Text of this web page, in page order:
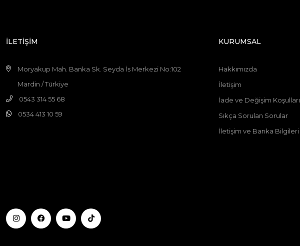
İLETİŞİM
Moryakup Mah. Banka Sk. Seyda İs Merkezi No:102
Mardin / Türkiye
0543 314 55 68
0534 413 10 59
KURUMSAL
Hakkımızda
İletişim
İade ve Değişim Koşulları
Sıkça Sorulan Sorular
İletişim ve Banka Bilgileri